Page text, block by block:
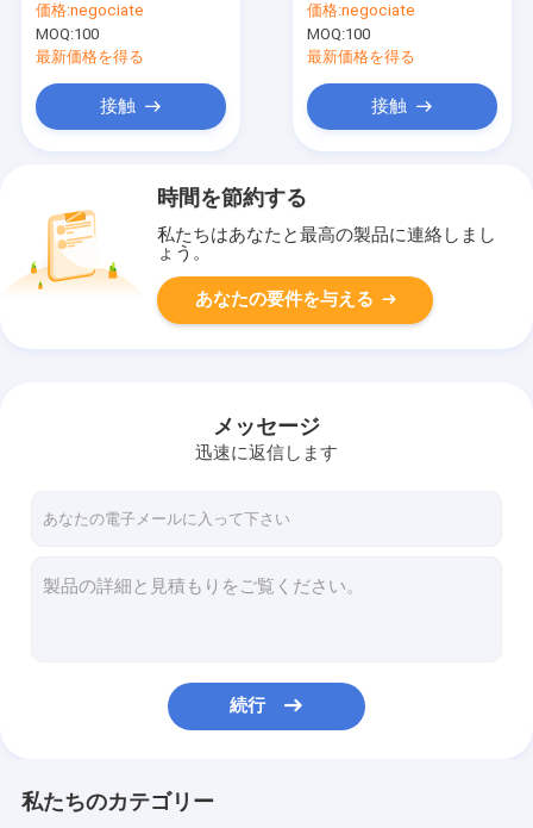
価格:negociate
MOQ:100
最新価格を得る
接触
タイル
価格:negociate
MOQ:100
最新価格を得る
接触
時間を節約する
私たちはあなたと最高の製品に連絡しまし
ょう。
あなたの要件を与える
メッセージ
迅速に返信します
続行
私たちのカテゴリー